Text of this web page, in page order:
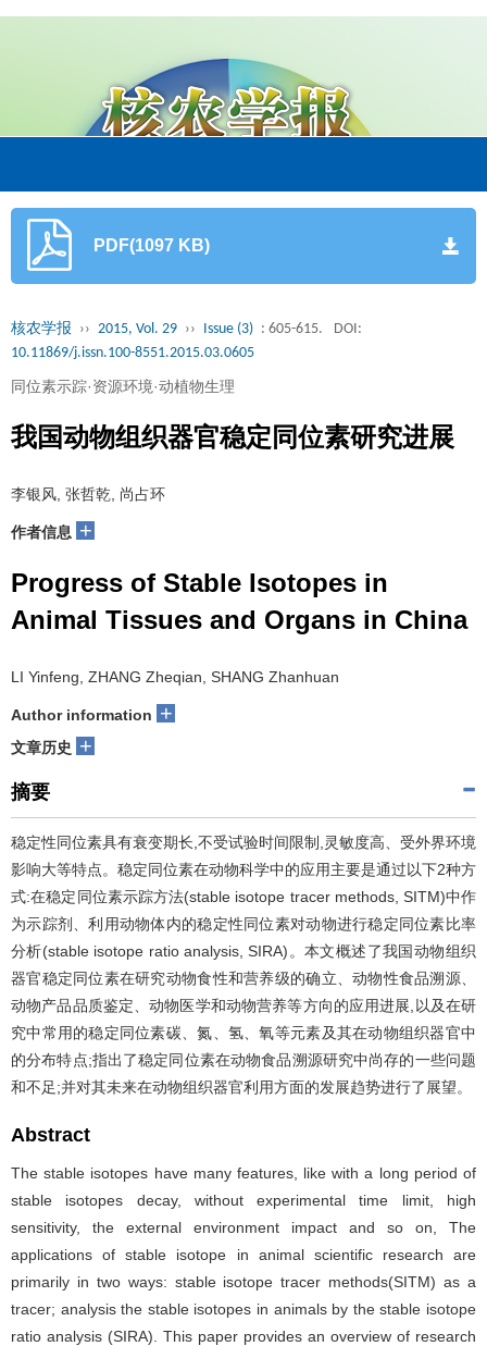
PDF(1097 KB)
核农学报 ›› 2015, Vol. 29 ›› Issue (3) : 605-615.
DOI:
10.11869/j.issn.100-8551.2015.03.0605
同位素示踪·资源环境·动植物生理
我国动物组织器官稳定同位素研究进展
李银风, 张哲乾, 尚占环
作者信息 +
Progress of Stable Isotopes in
Animal Tissues and Organs in China
LI Yinfeng, ZHANG Zheqian, SHANG Zhanhuan
Author information +
文章历史 +
摘要
稳定性同位素具有衰变期长,不受试验时间限制,灵敏度高、受外界环境
影响大等特点。稳定同位素在动物科学中的应用主要是通过以下2种方
式:在稳定同位素示踪方法(stable isotope tracer methods, SITM)中作
为示踪剂、利用动物体内的稳定性同位素对动物进行稳定同位素比率
分析(stable isotope ratio analysis, SIRA)。本文概述了我国动物组织
器官稳定同位素在研究动物食性和营养级的确立、动物性食品溯源、
动物产品品质鉴定、动物医学和动物营养等方向的应用进展,以及在研
究中常用的稳定同位素碳、氮、氢、氧等元素及其在动物组织器官中
的分布特点;指出了稳定同位素在动物食品溯源研究中尚存的一些问题
和不足;并对其未来在动物组织器官利用方面的发展趋势进行了展望。
Abstract
The stable isotopes have many features, like with a long period of
stable isotopes decay, without experimental time limit, high
sensitivity, the external environment impact and so on, The
applications of stable isotope in animal scientific research are
primarily in two ways: stable isotope tracer methods(SITM) as a
tracer; analysis the stable isotopes in animals by the stable isotope
ratio analysis (SIRA). This paper provides an overview of research